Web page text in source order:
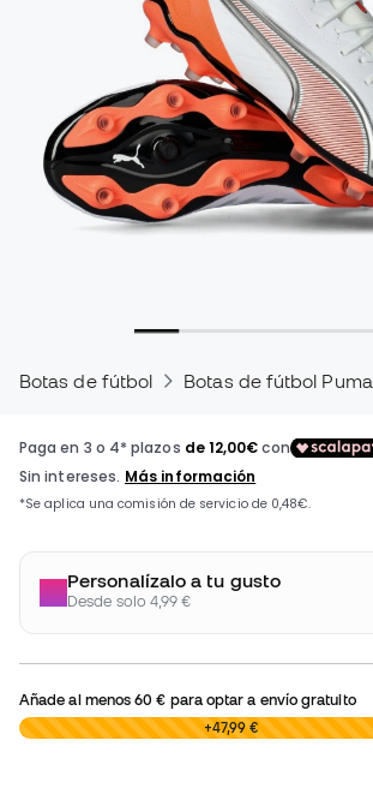
Botas de fútbol Botas de fútbol Puma
Personalízalo a tu gusto
Desde solo 4,99 €
Añade al menos60 € para optar a envío gratuito
0,00 € +47,99 €